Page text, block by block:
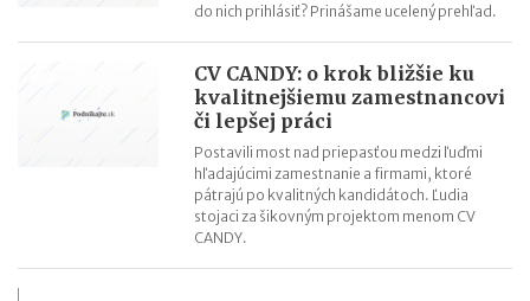
do nich prihlásiť? Prinášame ucelený prehľad.
CV CANDY: o krok bližšie ku
kvalitnejšiemu zamestnancovi
či lepšej práci
Postavili most nad priepasťou medzi ľuďmi
hľadajúcimi zamestnanie a firmami, ktoré
pátrajú po kvalitných kandidátoch. Ľudia
stojaci za šikovným projektom menom CV
CANDY.